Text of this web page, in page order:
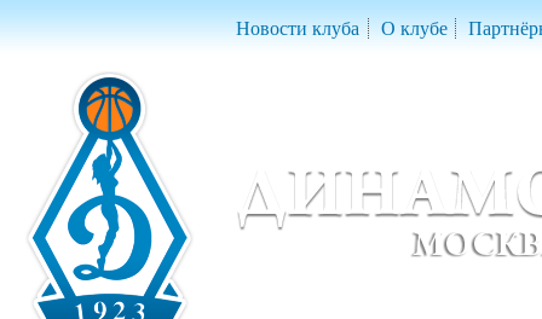
Новости клуба О клубе